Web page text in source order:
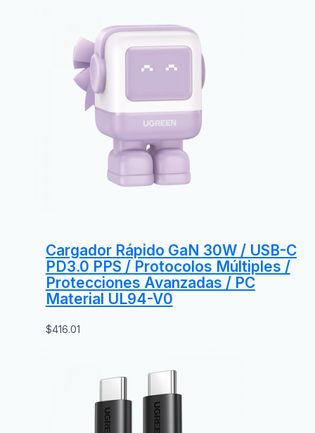
Cargador Rápido GaN 30W / USB-C
PD3.0 PPS / Protocolos Múltiples /
Protecciones Avanzadas / PC
Material UL94-V0
$416.01